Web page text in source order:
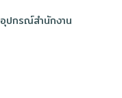
อุปกรณ์สำนักงาน